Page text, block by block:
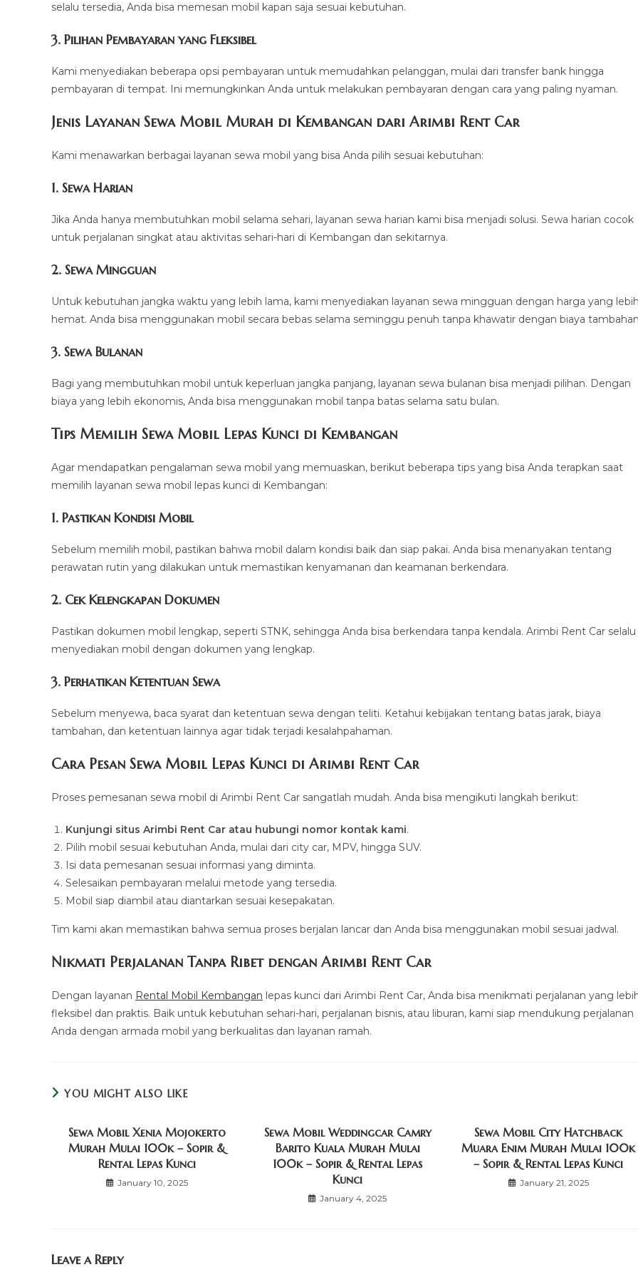
selalu tersedia, Anda bisa memesan mobil kapan saja sesuai kebutuhan.
3. Pilihan Pembayaran yang Fleksibel
Kami menyediakan beberapa opsi pembayaran untuk memudahkan pelanggan, mulai dari transfer bank hingga
pembayaran di tempat. Ini memungkinkan Anda untuk melakukan pembayaran dengan cara yang paling nyaman.
Jenis Layanan Sewa Mobil Murah di Kembangan dari Arimbi Rent Car
Kami menawarkan berbagai layanan sewa mobil yang bisa Anda pilih sesuai kebutuhan:
1. Sewa Harian
Jika Anda hanya membutuhkan mobil selama sehari, layanan sewa harian kami bisa menjadi solusi. Sewa harian cocok
untuk perjalanan singkat atau aktivitas sehari-hari di Kembangan dan sekitarnya.
2. Sewa Mingguan
Untuk kebutuhan jangka waktu yang lebih lama, kami menyediakan layanan sewa mingguan dengan harga yang lebih
hemat. Anda bisa menggunakan mobil secara bebas selama seminggu penuh tanpa khawatir dengan biaya
3. Sewa Bulanan
Bagi yang membutuhkan mobil untuk keperluan jangka panjang, layanan sewa bulanan bisa menjadi pilihan. Dengan
biaya yang lebih ekonomis, Anda bisa menggunakan mobil tanpa batas selama satu bulan.
Tips Memilih Sewa Mobil Lepas Kunci di Kembangan
Agar mendapatkan pengalaman sewa mobil yang memuaskan, berikut beberapa tips yang bisa Anda terapkan saat
memilih layanan sewa mobil lepas kunci di Kembangan:
1. Pastikan Kondisi Mobil
Sebelum memilih mobil, pastikan bahwa mobil dalam kondisi baik dan siap pakai. Anda bisa menanyakan tentang
perawatan rutin yang dilakukan untuk memastikan kenyamanan dan keamanan berkendara.
2. Cek Kelengkapan Dokumen
Pastikan dokumen mobil lengkap, seperti STNK, sehingga Anda bisa berkendara tanpa kendala. Arimbi Rent Car selalu
menyediakan mobil dengan dokumen yang lengkap.
3. Perhatikan Ketentuan Sewa
Sebelum menyewa, baca syarat dan ketentuan sewa dengan teliti. Ketahui kebijakan tentang batas jarak, biaya
tambahan, dan ketentuan lainnya agar tidak terjadi kesalahpahaman.
Cara Pesan Sewa Mobil Lepas Kunci di Arimbi Rent Car
Proses pemesanan sewa mobil di Arimbi Rent Car sangatlah mudah. Anda bisa mengikuti langkah berikut:
Kunjungi situs Arimbi Rent Car atau hubungi nomor kontak kami.
Pilih mobil sesuai kebutuhan Anda, mulai dari city car, MPV, hingga SUV.
Isi data pemesanan sesuai informasi yang diminta.
Selesaikan pembayaran melalui metode yang tersedia.
Mobil siap diambil atau diantarkan sesuai kesepakatan.
Tim kami akan memastikan bahwa semua proses berjalan lancar dan Anda bisa menggunakan mobil sesuai jadwal.
Nikmati Perjalanan Tanpa Ribet dengan Arimbi Rent Car
Dengan layanan Rental Mobil Kembangan lepas kunci dari Arimbi Rent Car, Anda bisa menikmati perjalanan yang
fleksibel dan praktis. Baik untuk kebutuhan sehari-hari, perjalanan bisnis, atau liburan, kami siap mendukung perjalanan
Anda dengan armada mobil yang berkualitas dan layanan ramah.
YOU MIGHT ALSO LIKE
Sewa Mobil Xenia Mojokerto
Murah Mulai 100k – Sopir &
Rental Lepas Kunci
January 10, 2025
Sewa Mobil Weddingcar Camry
Barito Kuala Murah Mulai
100k – Sopir & Rental Lepas
Kunci
January 4, 2025
Sewa Mobil City Hatchback
Muara Enim Murah Mulai 100k
– Sopir & Rental Lepas Kunci
January 21, 2025
Leave a Reply